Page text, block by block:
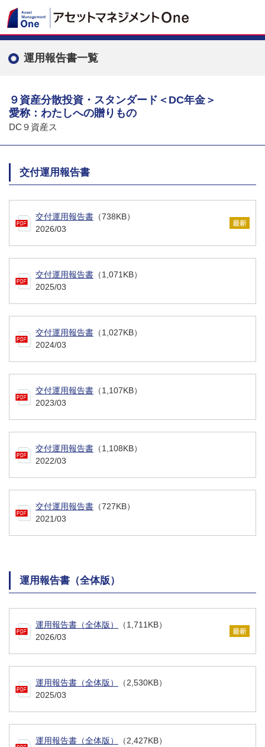
運用報告書一覧
９資産分散投資・スタンダード＜DC年金＞
愛称：わたしへの贈りもの
DC９資産ス
交付運用報告書
交付運用報告書 （738KB）
2026/03
交付運用報告書 （1,071KB）
2025/03
交付運用報告書 （1,027KB）
2024/03
交付運用報告書 （1,107KB）
2023/03
交付運用報告書 （1,108KB）
2022/03
交付運用報告書 （727KB）
2021/03
運用報告書（全体版）
運用報告書（全体版）
（1,711KB）
2026/03
運用報告書（全体版）
（2,530KB）
2025/03
運用報告書（全体版）
（2,427KB）